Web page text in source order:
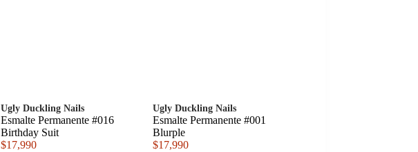
Ugly Duckling Nails
Esmalte Permanente #016
Birthday Suit
$17,990
Ugly Duckling Nails
Esmalte Permanente #001
Blurple
$17,990